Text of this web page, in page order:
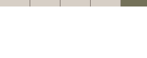
ISCRIZIONE &